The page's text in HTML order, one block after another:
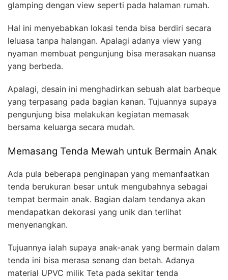
glamping dengan view seperti pada halaman rumah.
Hal ini menyebabkan lokasi tenda bisa berdiri secara
leluasa tanpa halangan. Apalagi adanya view yang
nyaman membuat pengunjung bisa merasakan nuansa
yang berbeda.
Apalagi, desain ini menghadirkan sebuah alat barbeque
yang terpasang pada bagian kanan. Tujuannya supaya
pengunjung bisa melakukan kegiatan memasak
bersama keluarga secara mudah.
Memasang Tenda Mewah untuk Bermain Anak
Ada pula beberapa penginapan yang memanfaatkan
tenda berukuran besar untuk mengubahnya sebagai
tempat bermain anak. Bagian dalam tendanya akan
mendapatkan dekorasi yang unik dan terlihat
menyenangkan.
Tujuannya ialah supaya anak-anak yang bermain dalam
tenda ini bisa merasa senang dan betah. Adanya
material UPVC milik Teta pada sekitar tenda